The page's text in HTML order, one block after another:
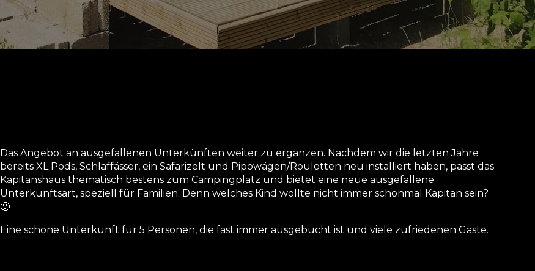
Das Angebot an ausgefallenen Unterkünften weiter zu ergänzen. Nachdem wir die letzten Jahre
bereits XL Pods, Schlaffässer, ein Safarizelt und Pipowägen/Roulotten neu installiert haben, passt das
Kapitänshaus thematisch bestens zum Campingplatz und bietet eine neue ausgefallene
Unterkunftsart, speziell für Familien. Denn welches Kind wollte nicht immer schonmal Kapitän sein?
🙂
Eine schöne Unterkunft für 5 Personen, die fast immer ausgebucht ist und viele zufriedenen Gäste.